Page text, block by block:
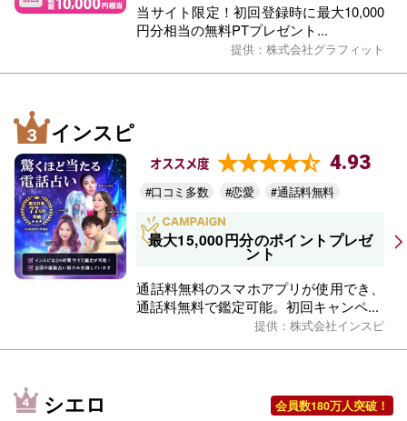
当サイト限定！初回登録時に最大10,000
円分相当の無料PTプレゼント...
提供：株式会社グラフィット
インスピ
オススメ度 4.93
#口コミ多数 #恋愛 #通話料無料
最大15,000円分のポイントプレゼ
ント
通話料無料のスマホアプリが使用でき、
通話料無料で鑑定可能。初回キャンペ...
提供：株式会社インスピ
シエロ 会員数180万人突破！